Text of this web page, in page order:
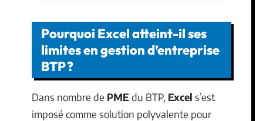
Pourquoi Excel atteint-il ses
limites en gestion d’entreprise
BTP ?
Dans nombre de PME du BTP, Excel s’est
imposé comme solution polyvalente pour